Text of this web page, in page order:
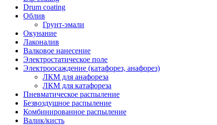
Drum coating
Облив
Грунт-эмали
Окунание
Лаконалив
Валковое нанесение
Электростатическое поле
Электроосаждение (катафорез, анафорез)
ЛКМ для анафореза
ЛКМ для катафореза
Пневматическое распыление
Безвоздушное распыление
Комбинированное распыление
Валик/кисть